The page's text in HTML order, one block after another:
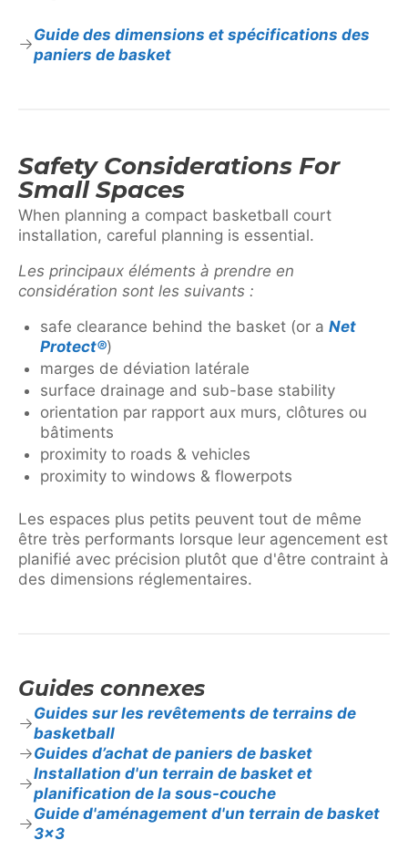
Guide des dimensions et spécifications des
paniers de basket
Safety Considerations For
Small Spaces
When planning a compact basketball court
installation, careful planning is essential.
Les principaux éléments à prendre en
considération sont les suivants :
safe clearance behind the basket (or a Net
Protect®)
marges de déviation latérale
surface drainage and sub-base stability
orientation par rapport aux murs, clôtures ou
bâtiments
proximity to roads & vehicles
proximity to windows & flowerpots
Les espaces plus petits peuvent tout de même
être très performants lorsque leur agencement est
planifié avec précision plutôt que d'être contraint à
des dimensions réglementaires.
Guides connexes
Guides sur les revêtements de terrains de
basketball
Guides d’achat de paniers de basket
Installation d'un terrain de basket et
planification de la sous-couche
Guide d'aménagement d'un terrain de basket
3×3